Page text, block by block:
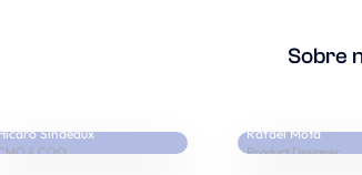
Sobre
Sindeaux
& COO
Rafael Mota
Product Designer